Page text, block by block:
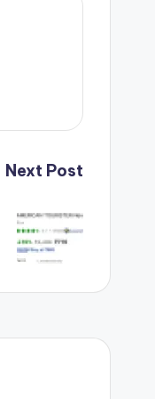
Next Post